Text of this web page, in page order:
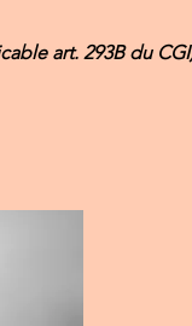
art. 293B du